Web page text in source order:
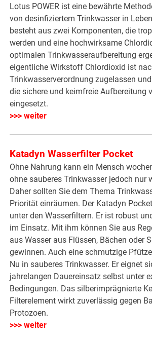
Lotus POWER ist eine bewährte
von desinfiziertem Trinkwasser in
besteht aus zwei Komponenten, die
werden und eine hochwirksame
optimalen Trinkwasseraufbereitung
eigentliche Wirkstoff Chlordioxid ist
Trinkwasserverordnung zugelassen
die sichere und keimfreie Aufbereitung
eingesetzt.
>>> weiter
Katadyn Wasserfilter Pocket
Ohne Nahrung kann ein Mensch
ohne sauberes Trinkwasser jedoch nur
Daher sollten Sie dem Thema
Priorität einräumen. Der Katadyn
unter den Wasserfiltern. Er ist robust
im Einsatz. Mit ihm können Sie aus
aus Wasser aus Flüssen, Bächen oder
gewinnen. Auch eine schmutzige
Nu in sauberes Trinkwasser. Er eignet
jahrelangen Dauereinsatz selbst unter
Bedingungen. Das silberimprägnierte
Filterelement wirkt zuverlässig gegen
Protozoen.
>>> weiter